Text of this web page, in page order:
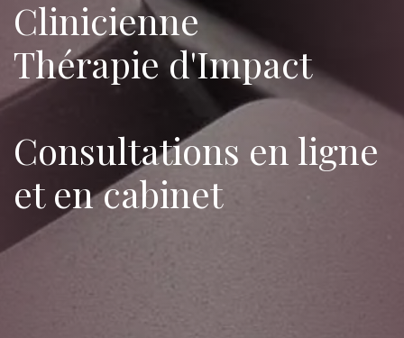
Clinicienne
Thérapie d'Impact
Consultations en ligne
et en cabinet